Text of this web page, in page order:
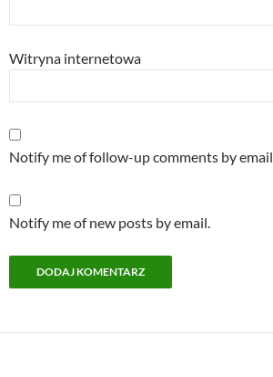
Witryna internetowa
Notify me of follow-up comments by email.
Notify me of new posts by email.